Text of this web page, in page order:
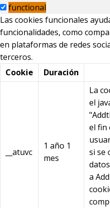
functional
Las cookies funcionales
funcionalidades, como
en plataformas de redes
terceros.
Cookie
Duración
__atuvc
1 año 1
mes
La
el
el fin
si se
a